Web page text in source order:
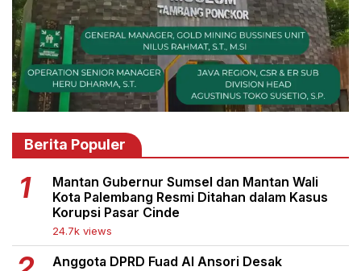
Berita Populer
Mantan Gubernur Sumsel dan Mantan Wali
Kota Palembang Resmi Ditahan dalam Kasus
Korupsi Pasar Cinde
24.7k views
Anggota DPRD Fuad Al Ansori Desak